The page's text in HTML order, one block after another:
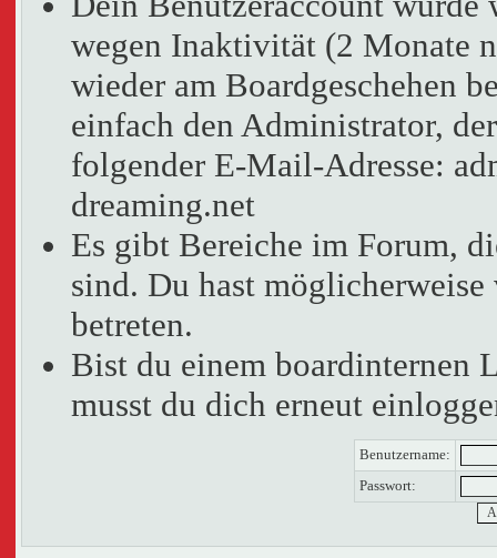
wegen Inaktivität (2 Monate
wieder am Boardgeschehen
einfach den Administrator,
folgender E-Mail-Adresse:
dreaming.net
Es gibt Bereiche im Forum,
sind. Du hast
betreten.
Bist du einem boardinternen
musst du dich erneut
Benutzername:
Passwort: